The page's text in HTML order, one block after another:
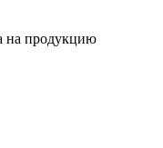
на продукцию